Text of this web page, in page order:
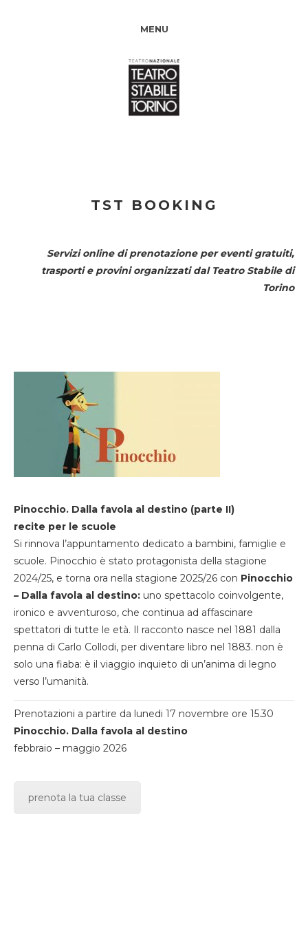
MENU
TST BOOKING
Servizi online di prenotazione per eventi gratuiti,
trasporti e provini organizzati dal Teatro Stabile di
Torino
Pinocchio. Dalla favola al destino (parte II)
recite per le scuole
Si rinnova l’appuntamento dedicato a bambini, famiglie e
scuole. Pinocchio è stato protagonista della stagione
2024/25, e torna ora nella stagione 2025/26 con Pinocchio
– Dalla favola al destino: uno spettacolo coinvolgente,
ironico e avventuroso, che continua ad affascinare
spettatori di tutte le età. Il racconto nasce nel 1881 dalla
penna di Carlo Collodi, per diventare libro nel 1883. non è
solo una fiaba: è il viaggio inquieto di un’anima di legno
verso l’umanità.
Prenotazioni a partire da lunedi 17 novembre ore 15.30
Pinocchio. Dalla favola al destino
febbraio – maggio 2026
prenota la tua classe